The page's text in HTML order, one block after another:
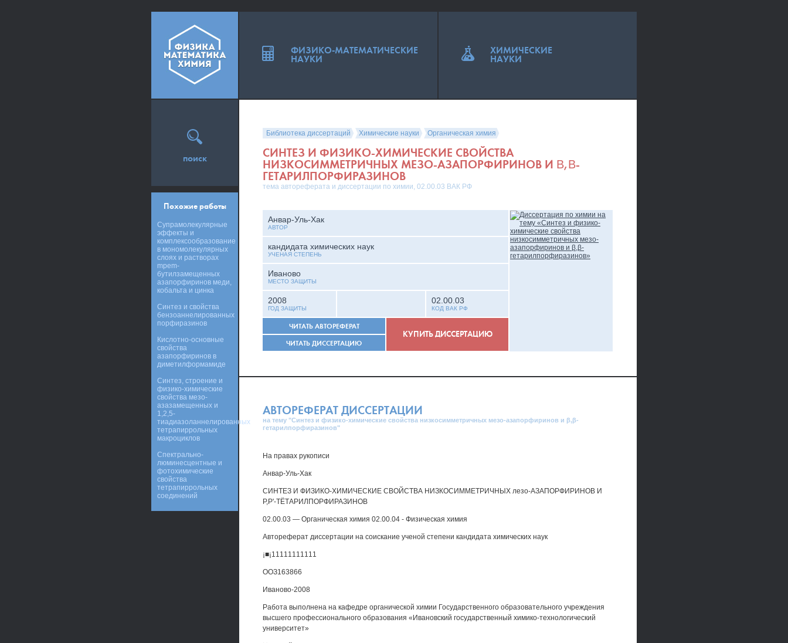
Библиотека диссертаций Химические науки Органическая химия
СИНТЕЗ И ФИЗИКО-ХИМИЧЕСКИЕ СВОЙСТВА
НИЗКОСИММЕТРИЧНЫХ МЕЗО-АЗАПОРФИРИНОВ И Β,Β-
ГЕТАРИЛПОРФИРАЗИНОВ
тема автореферата и диссертации по химии, 02.00.03 ВАК РФ
Анвар-Уль-Хак
АВТОР
кандидата химических наук
УЧЕНАЯ СТЕПЕНЬ
Иваново
МЕСТО ЗАЩИТЫ
2008
ГОД ЗАЩИТЫ
02.00.03
КОД ВАК РФ
ЧИТАТЬ АВТОРЕФЕРАТ
ЧИТАТЬ ДИССЕРТАЦИЮ
КУПИТЬ ДИССЕРТАЦИЮ
АВТОРЕФЕРАТ ДИССЕРТАЦИИ
на тему "Синтез и физико-химические свойства низкосимметричных мезо-азапорфиринов и β,β-
гетарилпорфиразинов"
На правах рукописи
Анвар-Уль-Хак
СИНТЕЗ И ФИЗИКО-ХИМИЧЕСКИЕ СВОЙСТВА НИЗКОСИММЕТРИЧНЫХ лезо-АЗАПОРФИРИНОВ И
Р,Р'-ТЁТАРИЛПОРФИРАЗИНОВ
02.00.03 — Органическая химия 02.00.04 - Физическая химия
Автореферат диссертации на соискание ученой степени кандидата химических наук
¡■¡11111111111
ООЗ163866
Иваново-2008
Работа выполнена на кафедре органической химии Государственного образовательного учреждения
высшего профессионального образования «Ивановский государственный химико-технологический
университет»
поиск
Похожие работы
Супрамолекулярные
эффекты и
комплексообразование
в мономолекулярных
слоях и растворах
mpem-
бутилзамещенных
азапорфиринов меди,
кобальта и цинка
Синтез и свойства
бензоаннелированных
порфиразинов
Кислотно-основные
свойства
азапорфиринов в
диметилформамиде
Синтез, строение и
физико-химические
свойства мезо-
азазамещенных и
1,2,5-
тиадиазоланнелированных
тетрапиррольных
макроциклов
Спектрально-
люминесцентные и
фотохимические
свойства
тетрапиррольных
соединений
ФИЗИКО-МАТЕМАТИЧЕСКИЕ
НАУКИ
ХИМИЧЕСКИЕ
НАУКИ